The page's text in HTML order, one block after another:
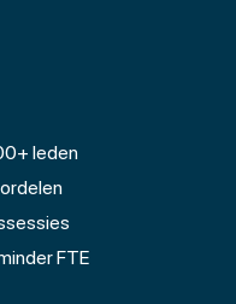
leden
FTE